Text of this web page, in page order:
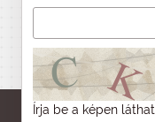
Írja be a képen